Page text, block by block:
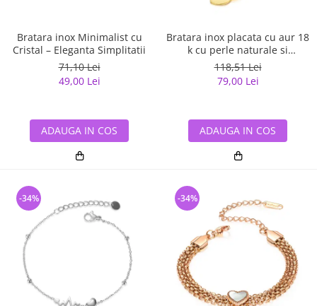
Bratara inox Minimalist cu
Cristal – Eleganta Simplitatii
71,10 Lei
49,00 Lei
ADAUGA IN COS
Bratara inox placata cu aur 18
k cu perle naturale si
pandantiv inima – Eleganta si
rafinament modern
118,51 Lei
79,00 Lei
ADAUGA IN COS
-34% -34%